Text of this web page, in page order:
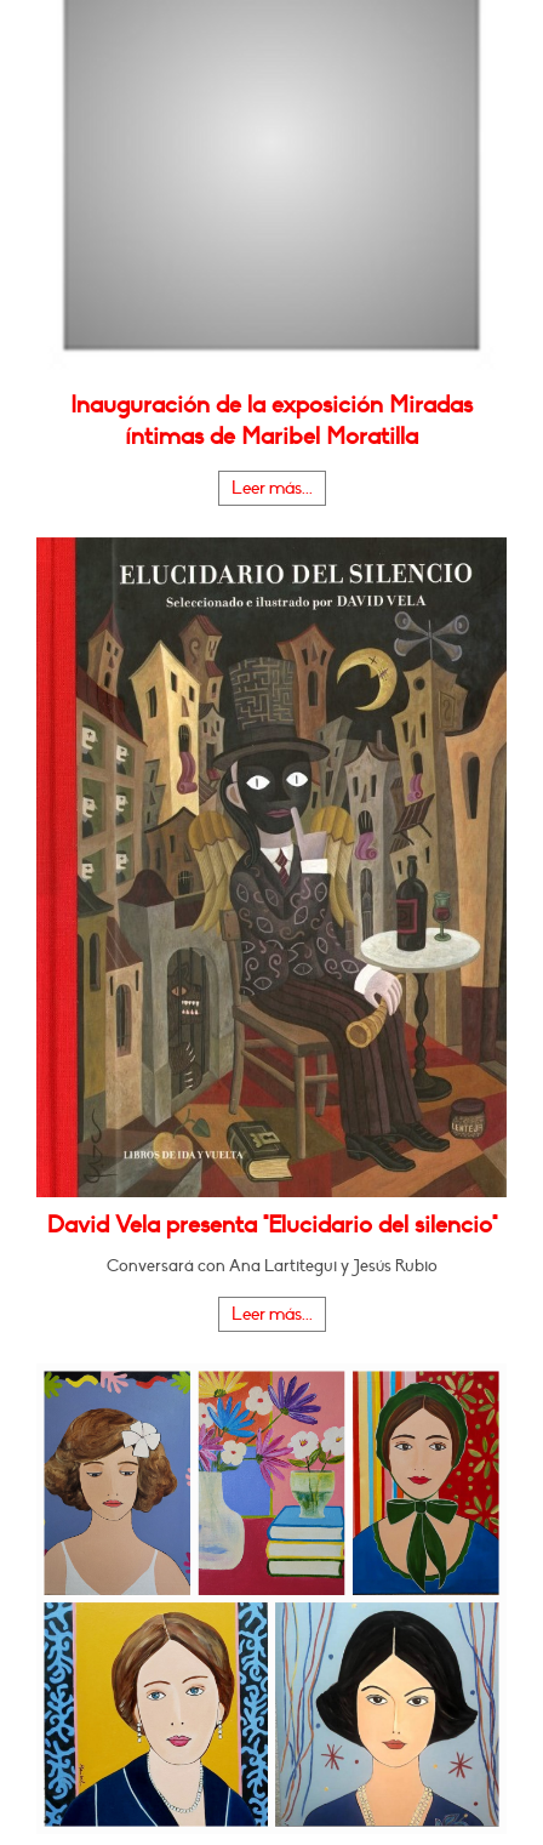
Inauguración de la exposición Miradas
íntimas de Maribel Moratilla
Leer más...
David Vela presenta "Elucidario del silencio"
Conversará con Ana Lartitegui y Jesús Rubio
Leer más...